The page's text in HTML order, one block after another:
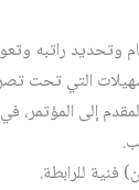
وتحديد راتبه
التي تحت
إلى
فنية للرابطة.